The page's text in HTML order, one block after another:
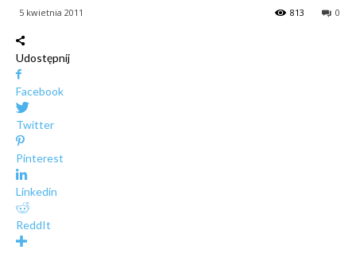
5 kwietnia 2011 0
813
Udostępnij
Facebook
Twitter
Pinterest
Linkedin
ReddIt